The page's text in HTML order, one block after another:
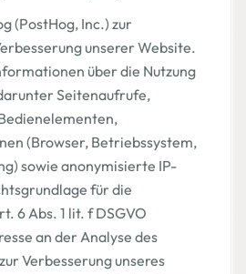
(PostHog, Inc.) zur
unserer Website.
über die Nutzung
Seitenaufrufe,
(Browser, Betriebssystem,
sowie anonymisierte IP-
für die
6 Abs. 1 lit. f DSGVO
an der Analyse des
Verbesserung unseres